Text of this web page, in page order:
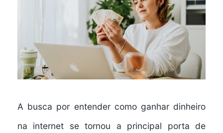
A busca por entender como ganhar dinheiro
na internet se tornou a principal porta de